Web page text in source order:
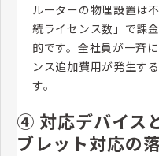
ルーターの物理設置は
続ライセンス数」で課
的です。全社員が一斉
ンス追加費用が発生す
す。
④ 対応デバイス
ブレット対応の